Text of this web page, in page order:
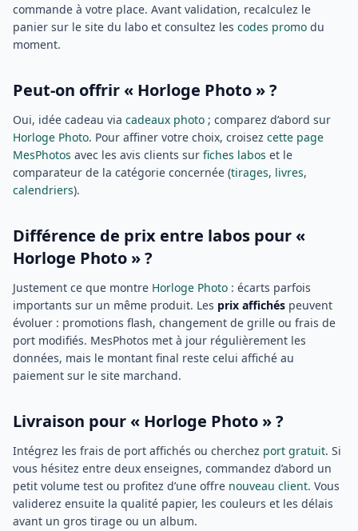
commande à votre place. Avant validation, recalculez le
panier sur le site du labo et consultez les codes promo du
moment.
Peut-on offrir « Horloge Photo » ?
Oui, idée cadeau via cadeaux photo ; comparez d’abord sur
Horloge Photo. Pour affiner votre choix, croisez cette page
MesPhotos avec les avis clients sur fiches labos et le
comparateur de la catégorie concernée (tirages, livres,
calendriers).
Différence de prix entre labos pour «
Horloge Photo » ?
Justement ce que montre Horloge Photo : écarts parfois
importants sur un même produit. Les prix affichés peuvent
évoluer : promotions flash, changement de grille ou frais de
port modifiés. MesPhotos met à jour régulièrement les
données, mais le montant final reste celui affiché au
paiement sur le site marchand.
Livraison pour « Horloge Photo » ?
Intégrez les frais de port affichés ou cherchez port gratuit. Si
vous hésitez entre deux enseignes, commandez d’abord un
petit volume test ou profitez d’une offre nouveau client. Vous
validerez ensuite la qualité papier, les couleurs et les délais
avant un gros tirage ou un album.